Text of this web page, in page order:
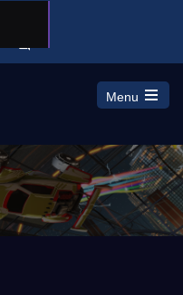
Menu
Open
menu